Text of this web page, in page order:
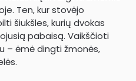
Ten, kur stovėjo
šiukšles, kurių dvokas
pabaisą. Vaikščioti
– ėmė dingti žmonės,